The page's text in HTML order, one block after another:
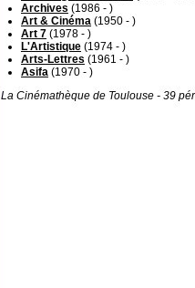
Archives (1986 - )
Art & Cinéma (1950 - )
Art 7 (1978 - )
L'Artistique (1974 - )
Arts-Lettres (1961 - )
Asifa (1970 - )
La Cinémathèque de Toulouse - 39